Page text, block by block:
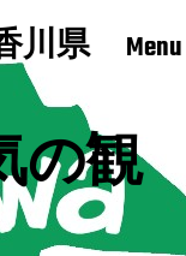
川県 Menu
の観